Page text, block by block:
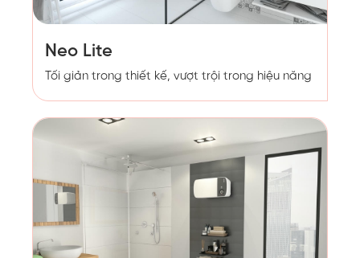
Neo Lite
Tối giản trong thiết kế, vượt trội trong hiệu năng